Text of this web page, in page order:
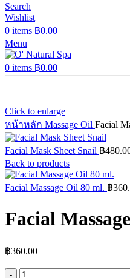
Search
Wishlist
0 items ฿0.00
Menu
0 items ฿0.00
Click to enlarge
หน้าหลัก Massage Oil Facial
Facial Mask Sheet Snail ฿
Back to products
Facial Massage Oil 80 ml. ฿
Facial
฿360.00
จำนวน